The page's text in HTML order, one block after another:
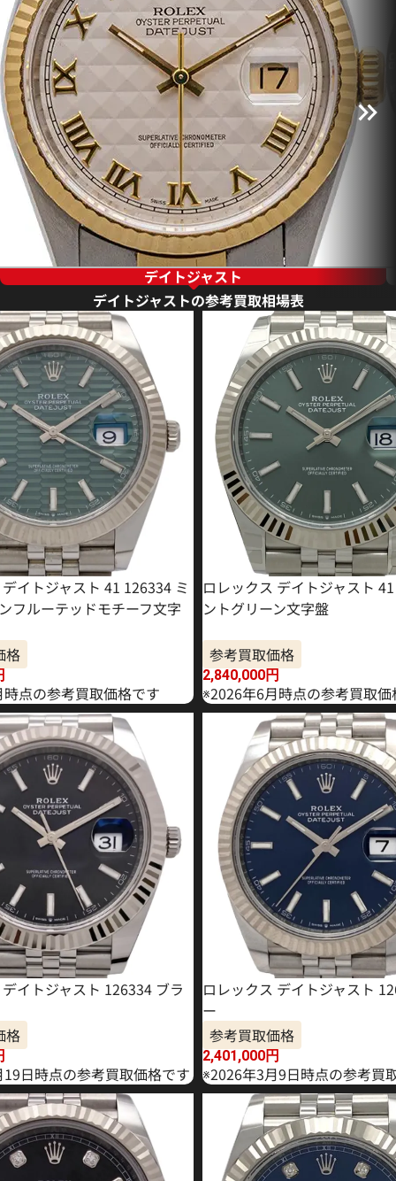
デイトジャスト
デイトジャストの参考買取相場表
イトジャスト 41 126334 ミ
フルーテッドモチーフ文字
格
点の参考買取価格です
ロレックス デイトジャスト
ントグリーン文字盤
参考買取価格
2,840,000円
※2026年6月時点の参考買取価
イトジャスト 126334 ブラ
格
日時点の参考買取価格です
ロレックス デイトジャスト
ー
参考買取価格
2,401,000円
※2026年3月9日時点の参考買